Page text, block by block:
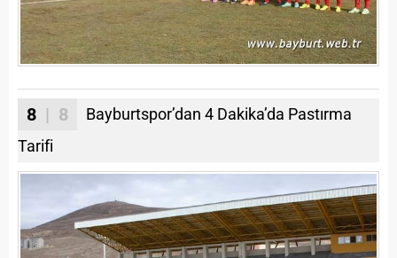
8 | 8
Bayburtspor’dan 4 Dakika’da Pastırma
Tarifi